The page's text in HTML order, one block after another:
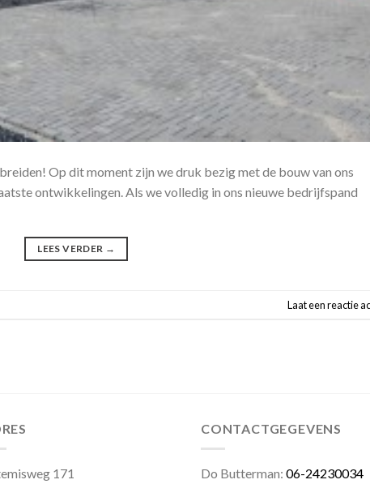
Op dit moment zijn we druk bezig met de bouw van ons
ontwikkelingen. Als we volledig in ons nieuwe bedrijfspand
LEES VERDER →
Laat een reactie
171
CONTACTGEGEVENS
Do Butterman: 06-24230034